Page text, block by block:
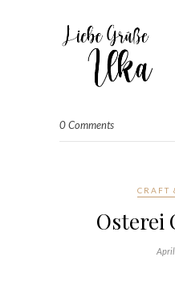
0 Comments
CRAFT
Osterei
April